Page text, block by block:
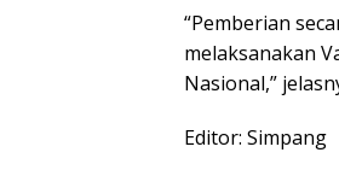
“Pemberian
melaksanakan
Nasional,”
Editor: Simpang